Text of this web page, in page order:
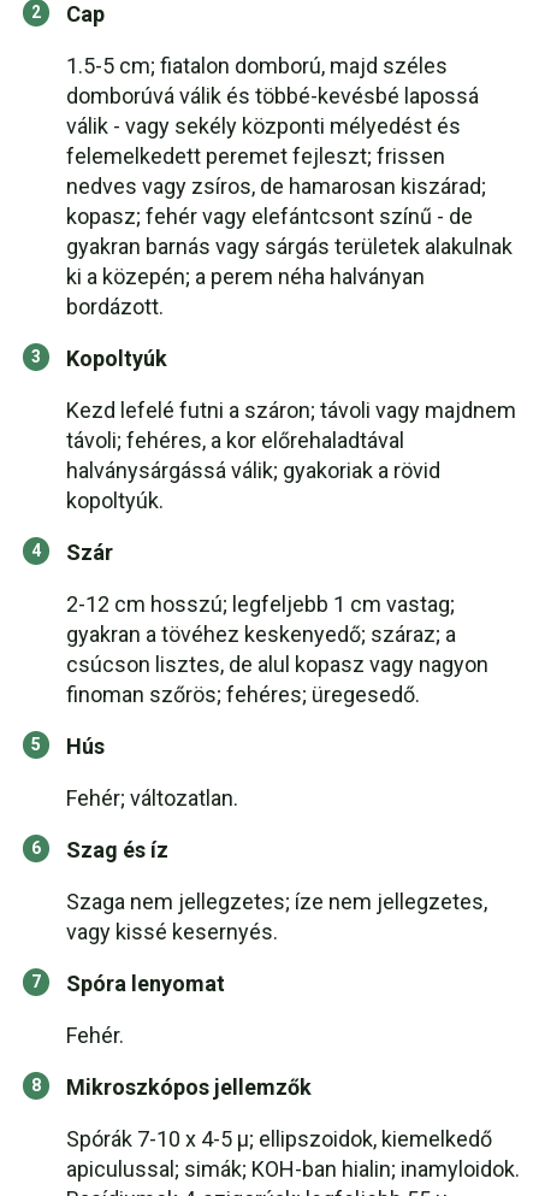
Cap
1.5-5 cm; fiatalon domború, majd széles
domborúvá válik és többé-kevésbé lapossá
válik - vagy sekély központi mélyedést és
felemelkedett peremet fejleszt; frissen
nedves vagy zsíros, de hamarosan kiszárad;
kopasz; fehér vagy elefántcsont színű - de
gyakran barnás vagy sárgás területek alakulnak
ki a közepén; a perem néha halványan
bordázott.
Kopoltyúk
Kezd lefelé futni a száron; távoli vagy majdnem
távoli; fehéres, a kor előrehaladtával
halványsárgássá válik; gyakoriak a rövid
kopoltyúk.
Szár
2-12 cm hosszú; legfeljebb 1 cm vastag;
gyakran a tövéhez keskenyedő; száraz; a
csúcson lisztes, de alul kopasz vagy nagyon
finoman szőrös; fehéres; üregesedő.
Hús
Fehér; változatlan.
Szag és íz
Szaga nem jellegzetes; íze nem jellegzetes,
vagy kissé kesernyés.
Spóra lenyomat
Fehér.
Mikroszkópos jellemzők
Spórák 7-10 x 4-5 µ; ellipszoidok, kiemelkedő
apiculussal; simák; KOH-ban hialin; inamyloidok.